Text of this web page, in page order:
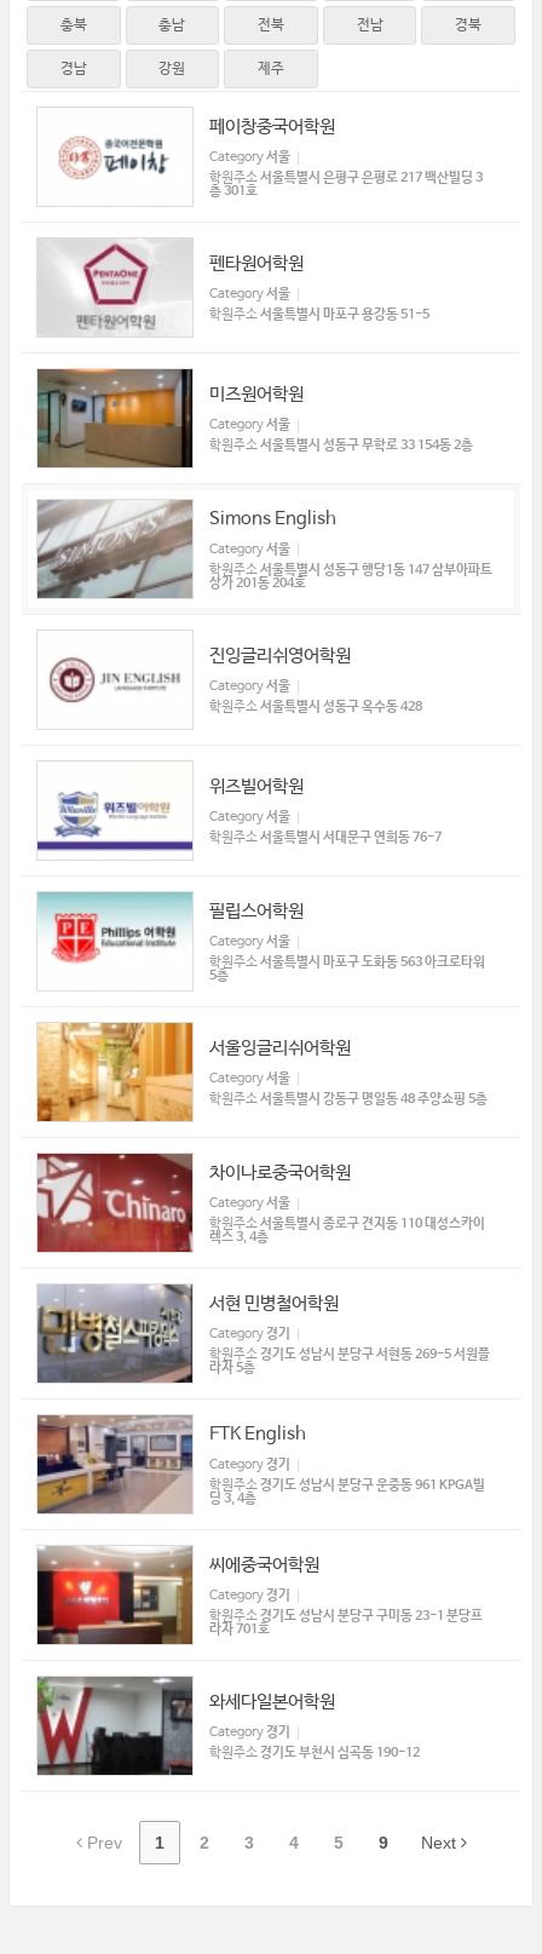
충북 충남 전북 전남 경북
경남 강원 제주
페이창중국어학원
Category서울
학원주소서울특별시 은평구 은평로 217 백산빌딩 3
층 301호
펜타원어학원
Category서울
학원주소서울특별시 마포구 용강동 51-5
미즈원어학원
Category서울
학원주소서울특별시 성동구 무학로 33 154동 2층
Simons English
Category서울
학원주소서울특별시 성동구 행당1동 147 삼부아파트
상가 201동 204호
진잉글리쉬영어학원
Category서울
학원주소서울특별시 성동구 옥수동 428
위즈빌어학원
Category서울
학원주소서울특별시 서대문구 연희동 76-7
필립스어학원
Category서울
학원주소서울특별시 마포구 도화동 563 아크로타워
5층
서울잉글리쉬어학원
Category서울
학원주소서울특별시 강동구 명일동 48 주양쇼핑 5층
차이나로중국어학원
Category서울
학원주소서울특별시 종로구 견지동 110 대성스카이
렉스 3, 4층
서현 민병철어학원
Category경기
학원주소경기도 성남시 분당구 서현동 269-5 서원플
라자 5층
FTK English
Category경기
학원주소경기도 성남시 분당구 운중동 961 KPGA빌
딩 3, 4층
씨에중국어학원
Category경기
학원주소경기도 성남시 분당구 구미동 23-1 분당프
라자 701호
와세다일본어학원
Category경기
학원주소경기도 부천시 심곡동 190-12
Prev 1 2 3 4 5 9 Next